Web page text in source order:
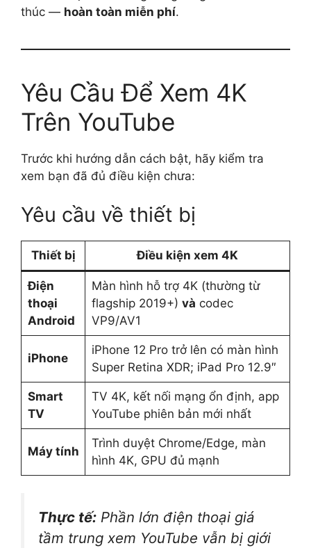
thúc — hoàn toàn miễn phí.
Yêu Cầu Để Xem 4K
Trên YouTube
Trước khi hướng dẫn cách bật, hãy kiểm tra
xem bạn đã đủ điều kiện chưa:
Yêu cầu về thiết bị
Thiết bị Điều kiện xem 4K
Điện
thoại
Android
Màn hình hỗ trợ 4K (thường từ
flagship 2019+) và codec
VP9/AV1
iPhone
iPhone 12 Pro trở lên có màn hình
Super Retina XDR; iPad Pro 12.9″
Smart
TV
TV 4K, kết nối mạng ổn định, app
YouTube phiên bản mới nhất
Máy tính
Trình duyệt Chrome/Edge, màn
hình 4K, GPU đủ mạnh
Thực tế: Phần lớn điện thoại giá
tầm trung xem YouTube vẫn bị giới